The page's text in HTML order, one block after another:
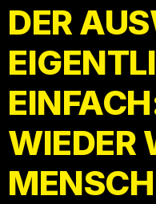
DER
WIEDER